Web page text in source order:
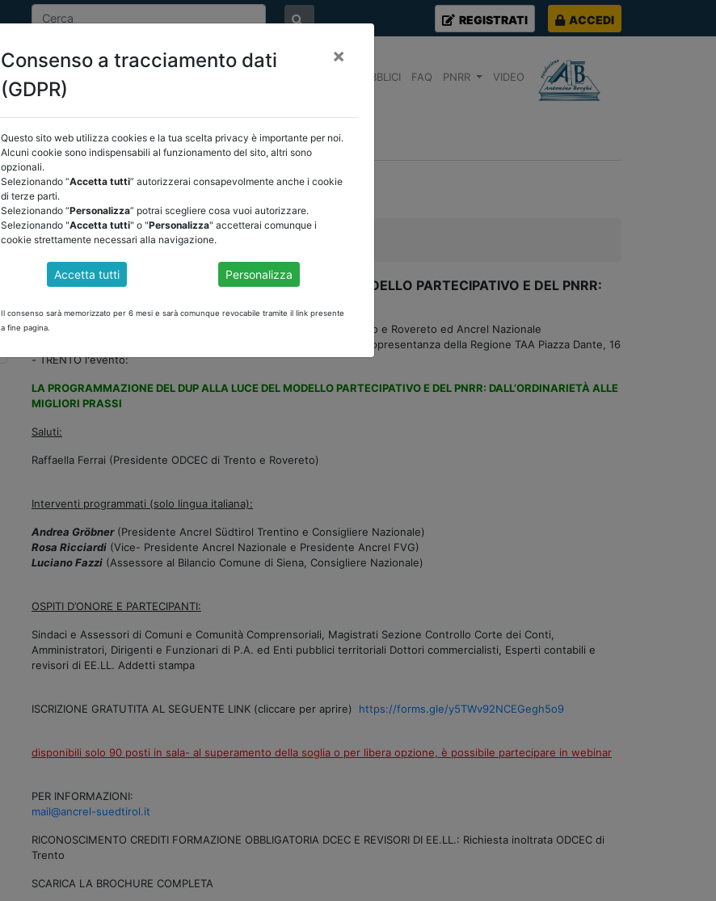
REGISTRATI ACCEDI
DOCUMENTI PUBBLICI FAQ PNRR VIDEO
EVENTI
Data evento:06-12-2022
Luogo:TRENTO 06/12/2022
LA PROGRAMMAZIONE DEL DUP ALLA LUCE DEL MODELLO PARTECIPATIVO E DEL PNRR:
ANCREL SUEDTIROL TRENTINO in collaborazione con ODCEC Trento e Rovereto ed Ancrel Nazionale
organizza Martedì, 6 dicembre 2022 Ore 9:00 - 13:00 c/o Sala di Rappresentanza della Regione TAA Piazza Dante, 16
- TRENTO l'evento:
LA PROGRAMMAZIONE DEL DUP ALLA LUCE DEL MODELLO PARTECIPATIVO E DEL PNRR: DALL’ORDINARIETÀ ALLE
MIGLIORI PRASSI
Saluti:
Raffaella Ferrai (Presidente ODCEC di Trento e Rovereto)
Interventi programmati (solo lingua italiana):
Andrea Gröbner(Presidente Ancrel Südtirol Trentino e Consigliere Nazionale)
Rosa Ricciardi (Vice- Presidente Ancrel Nazionale e Presidente Ancrel FVG)
Luciano Fazzi (Assessore al Bilancio Comune di Siena, Consigliere Nazionale)
OSPITI D’ONORE E PARTECIPANTI:
Sindaci e Assessori di Comuni e Comunità Comprensoriali, Magistrati Sezione Controllo Corte dei Conti,
Amministratori, Dirigenti e Funzionari di P.A. ed Enti pubblici territoriali Dottori commercialisti, Esperti contabili e
revisori di EE.LL. Addetti stampa
ISCRIZIONE GRATUTITA AL SEGUENTE LINK (cliccare per aprire) https://forms.gle/y5TWv92NCEGegh5o9
disponibili solo 90 posti in sala- al superamento della soglia o per libera opzione, è possibile partecipare in webinar
PER INFORMAZIONI:
mail@ancrel-suedtirol.it
RICONOSCIMENTO CREDITI FORMAZIONE OBBLIGATORIA DCEC E REVISORI DI EE.LL.: Richiesta inoltrata ODCEC di
Trento
SCARICA LA BROCHURE COMPLETA
Consenso a tracciamento dati
(GDPR)
×
Questo sito web utilizza cookies e la tua scelta privacy è importante per noi.
Alcuni cookie sono indispensabili al funzionamento del sito, altri sono
opzionali.
Selezionando “Accetta tutti” autorizzerai consapevolmente anche i cookie
di terze parti.
Selezionando “Personalizza” potrai scegliere cosa vuoi autorizzare.
Selezionando "Accetta tutti" o "Personalizza" accetterai comunque i
cookie strettamente necessari alla navigazione.
Accetta tutti Personalizza
Il consenso sarà memorizzato per 6 mesi e sarà comunque revocabile tramite il link presente
a fine pagina.